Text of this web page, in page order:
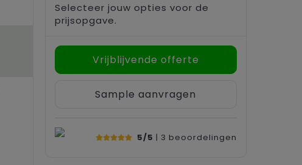
Selecteer jouw opties voor de
prijsopgave.
Vrijblijvende offerte
Sample aanvragen
5/5 | 3 beoordelingen